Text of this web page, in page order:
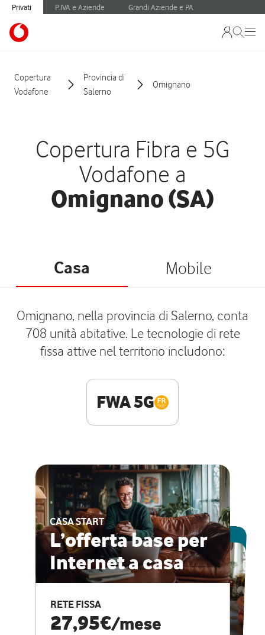
Privati P.IVA e Aziende Grandi Aziende e PA
Copertura
Vodafone
Provincia di
Salerno
Omignano
Copertura Fibra e 5G
Vodafone a
Omignano (SA)
Casa Mobile
Omignano, nella provincia di Salerno, conta
708 unità abitative. Le tecnologie di rete
fissa attive nel territorio includono:
FWA 5G
CASA START
L’offerta base per
Internet a casa
RETE FISSA
27,95€/mese
ESCLUSIVA ONLINE
CASA PRO
Internet veloce e
vantaggi speciali